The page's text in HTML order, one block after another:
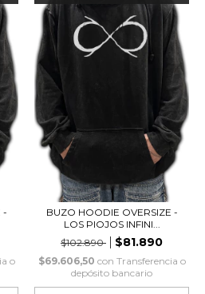
-
o
BUZO HOODIE OVERSIZE -
LOS PIOJOS INFINI...
$102.890
$81.890
$69.606,50 con Transferencia o
depósito bancario